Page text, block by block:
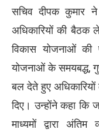
सचिव दीपक कुमार
अधिकारियों की बैठक
विकास योजनाओं की
योजनाओं के समयबद्ध,
बल देते हुए अधिकारियों
दिए। उन्होंने कहा कि
माध्यमों द्वारा